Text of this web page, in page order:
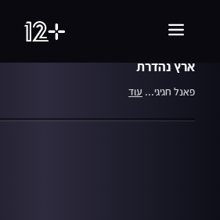
01.01.18
מקבלים את 2018
ארץ נהדרת
פאנל חגיגי... עוד